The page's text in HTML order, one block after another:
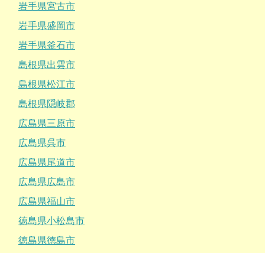
岩手県宮古市
岩手県盛岡市
岩手県釜石市
島根県出雲市
島根県松江市
島根県隠岐郡
広島県三原市
広島県呉市
広島県尾道市
広島県広島市
広島県福山市
徳島県小松島市
徳島県徳島市